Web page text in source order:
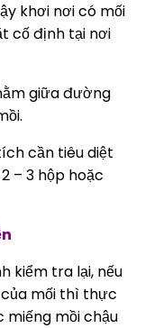
khơi nơi có mối
cố định tại nơi
giữa đường
cần tiêu diệt
– 3 hộp hoặc
kiểm tra lại, nếu
mối thì thực
miếng mồi chậu